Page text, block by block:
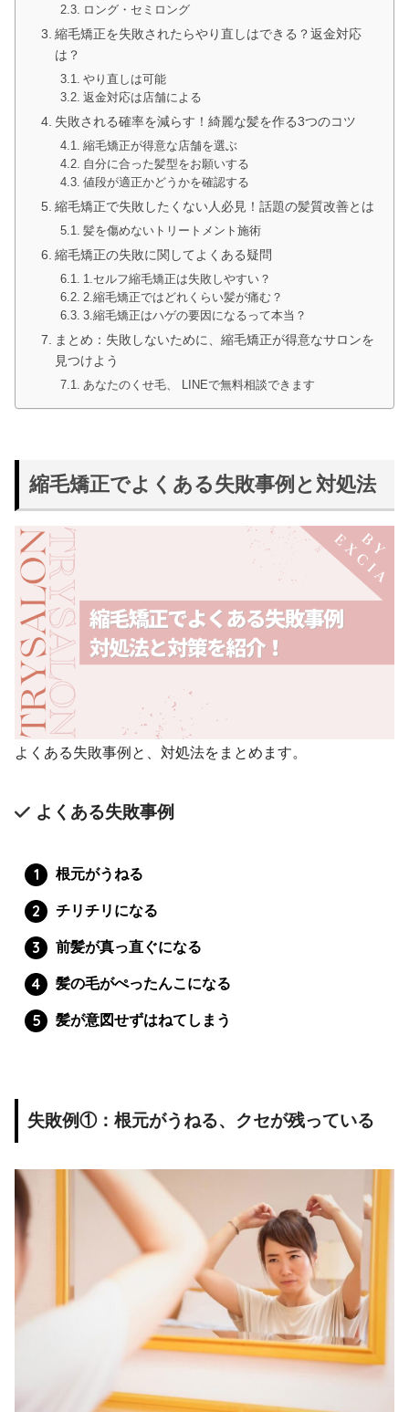
ロング・セミロング
縮毛矯正を失敗されたらやり直しはできる？返金対応
は？
やり直しは可能
返金対応は店舗による
失敗される確率を減らす！綺麗な髪を作る3つのコツ
縮毛矯正が得意な店舗を選ぶ
自分に合った髪型をお願いする
値段が適正かどうかを確認する
縮毛矯正で失敗したくない人必見！話題の髪質改善とは
髪を傷めないトリートメント施術
縮毛矯正の失敗に関してよくある疑問
1.セルフ縮毛矯正は失敗しやすい？
2.縮毛矯正ではどれくらい髪が痛む？
3.縮毛矯正はハゲの要因になるって本当？
まとめ：失敗しないために、縮毛矯正が得意なサロンを
見つけよう
あなたのくせ毛、 LINEで無料相談できます
縮毛矯正でよくある失敗事例と対処法
よくある失敗事例と、対処法をまとめます。
よくある失敗事例
根元がうねる
チリチリになる
前髪が真っ直ぐになる
髪の毛がぺったんこになる
髪が意図せずはねてしまう
失敗例①：根元がうねる、クセが残っている